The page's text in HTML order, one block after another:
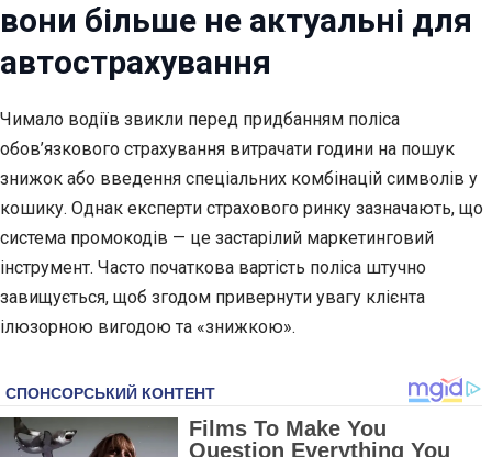
вони більше не актуальні для
автострахування
Чимало водіїв звикли перед придбанням поліса
обов’язкового страхування витрачати години на пошук
знижок або введення спеціальних комбінацій символів у
кошику. Однак експерти страхового ринку зазначають, що
система промокодів — це застарілий маркетинговий
інструмент. Часто початкова вартість поліса штучно
завищується, щоб згодом привернути увагу клієнта
ілюзорною вигодою та «знижкою».